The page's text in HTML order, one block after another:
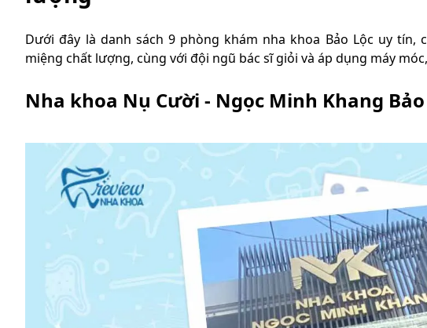
Dưới đây là danh sách 9 phòng khám nha khoa Bảo Lộc uy
miệng chất lượng, cùng với đội ngũ bác sĩ giỏi và áp dụng máy
Nha khoa Nụ Cười - Ngọc Minh Khang